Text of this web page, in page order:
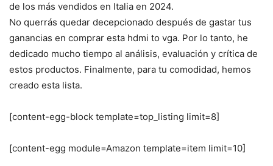
de los más vendidos en Italia en 2024.
No querrás quedar decepcionado después de gastar tus
ganancias en comprar esta hdmi to vga. Por lo tanto, he
dedicado mucho tiempo al análisis, evaluación y crítica de
estos productos. Finalmente, para tu comodidad, hemos
creado esta lista.
[content-egg-block template=top_listing limit=8]
[content-egg module=Amazon template=item limit=10]